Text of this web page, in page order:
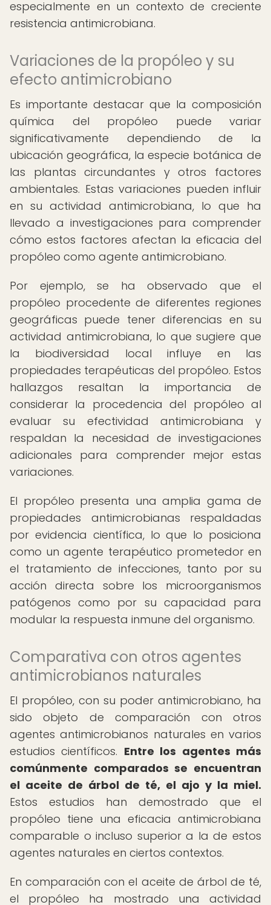
especialmente en un contexto de creciente
resistencia antimicrobiana.
Variaciones de la propóleo y su
efecto antimicrobiano
Es importante destacar que la composición
química del propóleo puede variar
significativamente dependiendo de la
ubicación geográfica, la especie botánica de
las plantas circundantes y otros factores
ambientales. Estas variaciones pueden influir
en su actividad antimicrobiana, lo que ha
llevado a investigaciones para comprender
cómo estos factores afectan la eficacia del
propóleo como agente antimicrobiano.
Por ejemplo, se ha observado que el
propóleo procedente de diferentes regiones
geográficas puede tener diferencias en su
actividad antimicrobiana, lo que sugiere que
la biodiversidad local influye en las
propiedades terapéuticas del propóleo. Estos
hallazgos resaltan la importancia de
considerar la procedencia del propóleo al
evaluar su efectividad antimicrobiana y
respaldan la necesidad de investigaciones
adicionales para comprender mejor estas
variaciones.
El propóleo presenta una amplia gama de
propiedades antimicrobianas respaldadas
por evidencia científica, lo que lo posiciona
como un agente terapéutico prometedor en
el tratamiento de infecciones, tanto por su
acción directa sobre los microorganismos
patógenos como por su capacidad para
modular la respuesta inmune del organismo.
Comparativa con otros agentes
antimicrobianos naturales
El propóleo, con su poder antimicrobiano, ha
sido objeto de comparación con otros
agentes antimicrobianos naturales en varios
estudios científicos. Entre los agentes más
comúnmente comparados se encuentran
el aceite de árbol de té, el ajo y la miel.
Estos estudios han demostrado que el
propóleo tiene una eficacia antimicrobiana
comparable o incluso superior a la de estos
agentes naturales en ciertos contextos.
En comparación con el aceite de árbol de té,
el propóleo ha mostrado una actividad